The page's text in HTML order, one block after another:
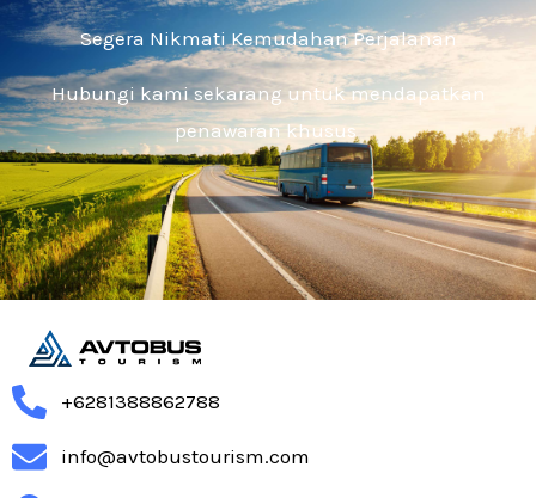
Segera Nikmati Kemudahan Perjalanan
Hubungi kami sekarang untuk mendapatkan
penawaran khusus
+6281388862788
info@avtobustourism.com